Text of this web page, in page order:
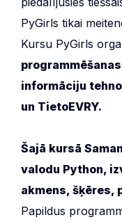
PyGirls tikai
Kursu PyGirls
informāciju
un TietoEVRY.
Šajā kursā
valodu Python,
akmens, šķēres,
Papildus